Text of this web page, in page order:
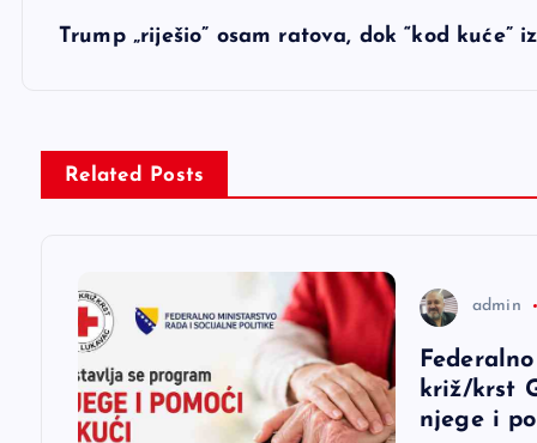
Trump „riješio” osam ratova, dok “kod
Related Posts
admin
križ/krst
njege i